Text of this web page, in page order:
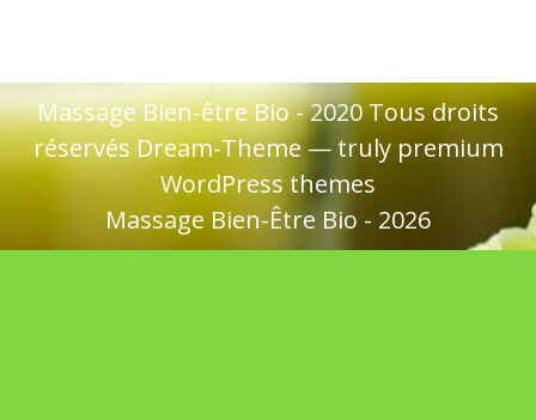
Massage Bien-être Bio - 2020 Tous droits
réservés Dream-Theme — truly premium
WordPress themes
Massage Bien-Être Bio - 2026